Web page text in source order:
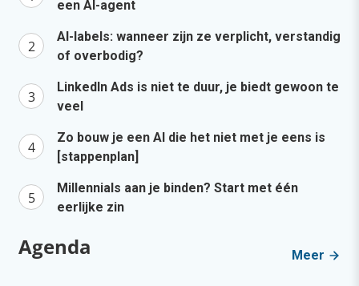
een AI-agent
AI-labels: wanneer zijn ze verplicht, verstandig
of overbodig?
LinkedIn Ads is niet te duur, je biedt gewoon te
veel
Zo bouw je een AI die het niet met je eens is
[stappenplan]
Millennials aan je binden? Start met één
eerlijke zin
Agenda Meer